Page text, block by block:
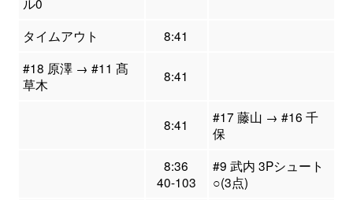
タイムアウト
8:41
#18 原澤 → #11 髙
草木
8:41
8:41
#17 藤山 → #16 千
保
8:36
40-103
#9 武内 3Pシュート
○(3点)